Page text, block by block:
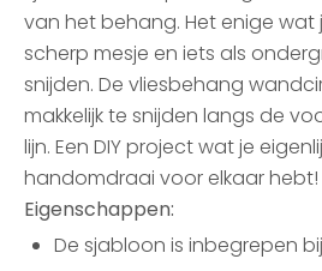
van het behang. Het enige wat
scherp mesje en iets als
snijden. De vliesbehang
makkelijk te snijden langs de
lijn. Een DIY project wat je
handomdraai voor elkaar hebt!
Eigenschappen:
De sjabloon is inbegrepen